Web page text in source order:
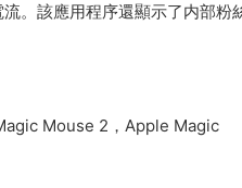
。該應用程序還顯示了内部粉
Mouse 2，Apple Magic